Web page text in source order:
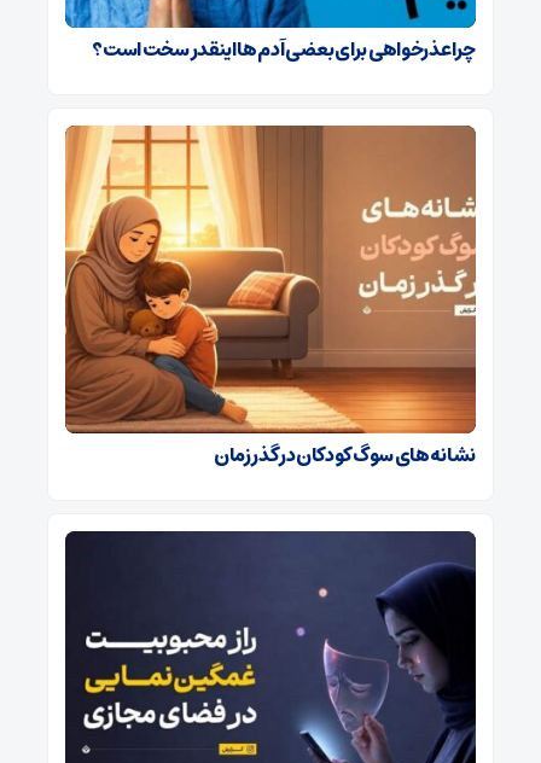
چرا عذرخواهی برای بعضی آدم ها اینقدر سخت است؟
نشانه‌های سوگ کودکان در گذر زمان